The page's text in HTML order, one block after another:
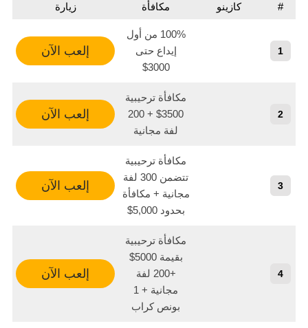
# كازينو مكافأة زيارة
1
100% من أول
إيداع حتى
3000$
إلعب الآن
2
مكافأة ترحيبية
3500$ + 200
لفة مجانية
إلعب الآن
3
مكافأة ترحيبية
تتضمن 300 لفة
مجانية + مكافأة
بحدود 5,000$
إلعب الآن
4
مكافأة ترحيبية
بقيمة 5000$
+200 لفة
مجانية + 1
بونص كراب
إلعب الآن